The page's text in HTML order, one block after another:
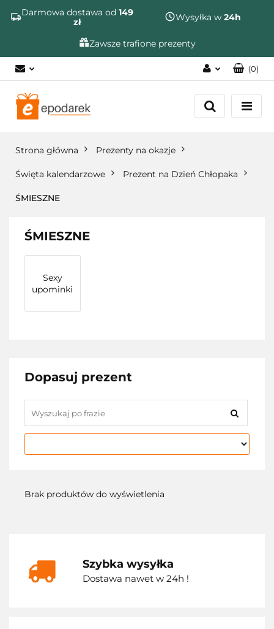
Darmowa dostawa od 149
zł
Wysyłka w 24h
Zawsze trafione prezenty
Szukaj
Zaloguj się
Zarejestruj się
Zgody cookies
(0)
Strona główna Prezenty na okazje
Święta kalendarzowe Prezent na Dzień Chłopaka
ŚMIESZNE
ŚMIESZNE
Sexy
upominki
Dopasuj prezent
Brak produktów do wyświetlenia
Szybka wysyłka
Dostawa nawet w 24h !